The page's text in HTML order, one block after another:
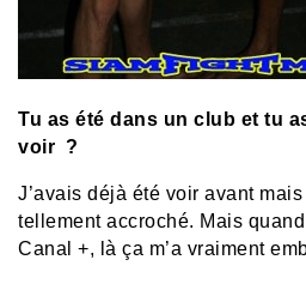
Tu as été dans un club et tu
voir ?
J’avais déjà été voir avant
tellement accroché. Mais
Canal +, là ça m’a vraiment